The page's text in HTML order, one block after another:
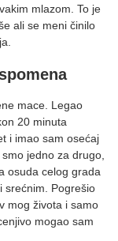
mlazom. To je
ali se meni činilo
mace. Legao
20 minuta
i imao sam osećaj
jedno za drugo,
osuda celog grada
srećnim. Pogrešio
mog života i samo
mogao sam